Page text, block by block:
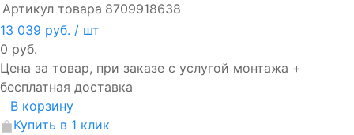
Артикул товара 8709918638
13 039 руб. / шт
0 руб.
Цена за товар, при заказе с услугой монтажа +
бесплатная доставка
В корзину
Купить в 1 клик